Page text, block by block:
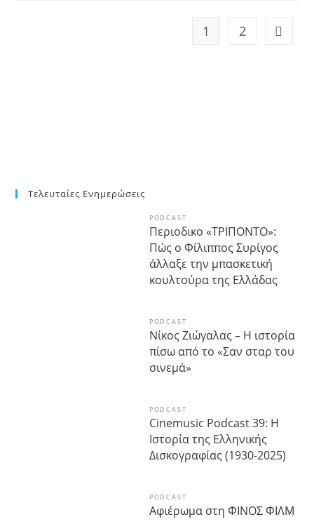
1 2
Τελευταίες Ενημερώσεις
PODCAST
Περιοδικο «ΤΡΙΠΟΝΤΟ»:
Πώς ο Φίλιππος Συρίγος
άλλαξε την μπασκετική
κουλτούρα της Ελλάδας
PODCAST
Νίκος Ζιώγαλας – Η ιστορία
πίσω από το «Σαν σταρ του
σινεμά»
PODCAST
Cinemusic Podcast 39: Η
Ιστορία της Ελληνικής
Δισκογραφίας (1930-2025)
PODCAST
Αφιέρωμα στη ΦΙΝΟΣ ΦΙΛΜ